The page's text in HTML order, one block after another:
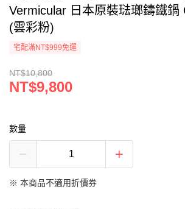
Vermicular 日本原裝琺瑯鑄鐵鍋
(雲彩粉)
宅配滿NT$999免運
NT$10,800
NT$9,800
數量
※ 本商品不適用折價券